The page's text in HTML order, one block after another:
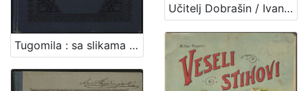
Tugomila : sa slikama / napisala Jagoda Truhelka
Učitelj Dobrašin / Ivana Trnskoga